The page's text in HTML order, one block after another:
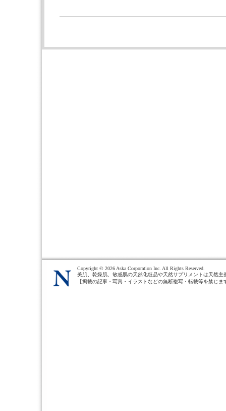
Copyright © 2026 Aska Corporation Inc. All Rights Reserved.
美肌、乾燥肌、敏感肌の天然化粧品や天然サプリメントは天然主
【掲載の記事・写真・イラストなどの無断複写・転載等を禁じま